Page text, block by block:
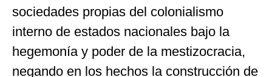
sociedades propias del colonialismo
interno de estados nacionales bajo la
hegemonía y poder de la mestizocracia,
negando en los hechos la construcción de